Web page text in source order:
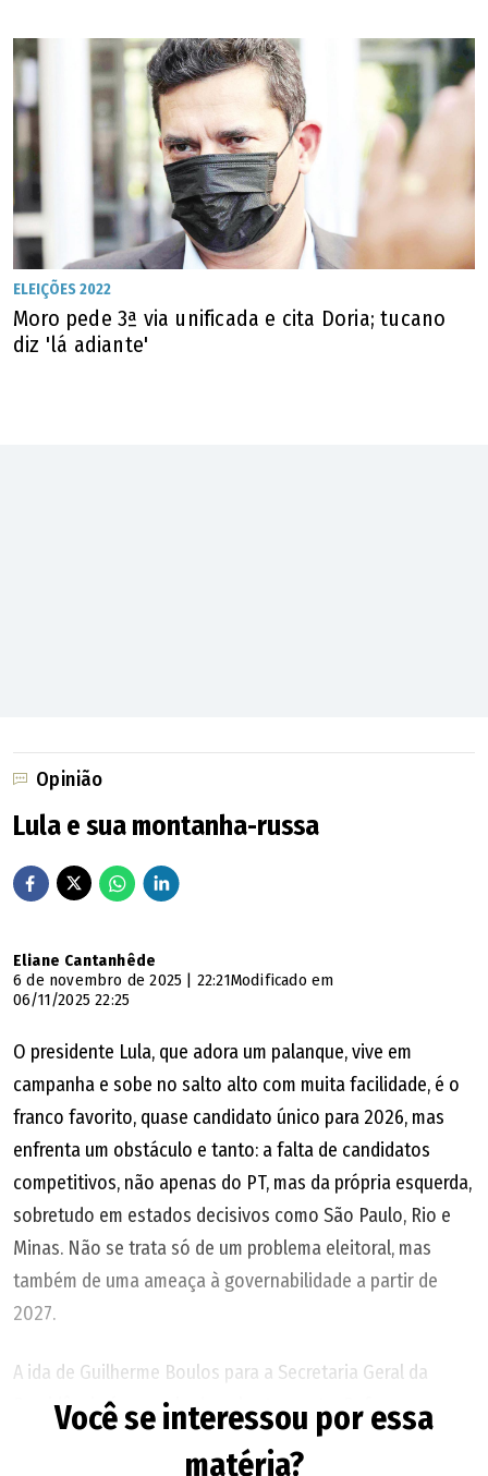
ELEIÇÕES 2022
Moro pede 3ª via unificada e cita Doria; tucano
diz 'lá adiante'
Opinião
Lula e sua montanha-russa
Eliane Cantanhêde
6 de novembro de 2025 | 22:21Modificado em
06/11/2025 22:25
O presidente Lula, que adora um palanque, vive em
campanha e sobe no salto alto com muita facilidade, é o
franco favorito, quase candidato único para 2026, mas
enfrenta um obstáculo e tanto: a falta de candidatos
competitivos, não apenas do PT, mas da própria esquerda,
sobretudo em estados decisivos como São Paulo, Rio e
Minas. Não se trata só de um problema eleitoral, mas
também de uma ameaça à governabilidade a partir de
2027.
A ida de Guilherme Boulos para a Secretaria Geral da
Presidência é exemplo de cobertor curto. Reforça o
Planalto e o diálogo do governo com os movimentos
sociais, mas retira o único nome em destaque para a
Você se interessou por essa
matéria?